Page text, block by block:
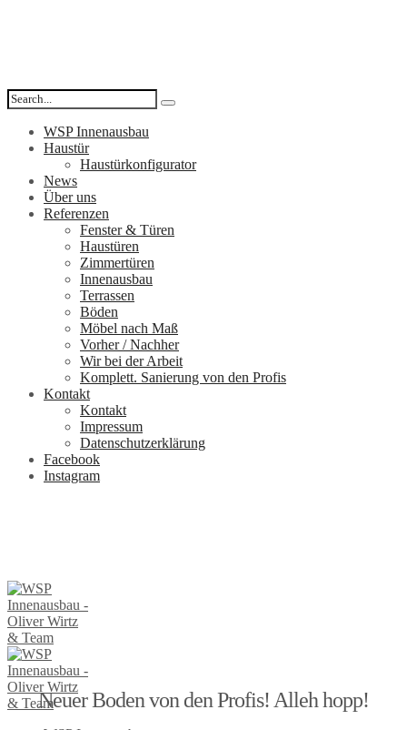
WSP Innenausbau
Haustür
Haustürkonfigurator
News
Über uns
Referenzen
Fenster & Türen
Haustüren
Zimmertüren
Innenausbau
Terrassen
Böden
Möbel nach Maß
Vorher / Nachher
Wir bei der Arbeit
Komplett. Sanierung von den Profis
Kontakt
Kontakt
Impressum
Datenschutzerklärung
Facebook
Instagram
Neuer Boden von den Profis! Alleh hopp!